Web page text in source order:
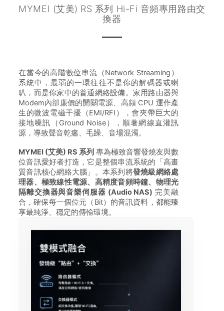
MYMEI (艾美) RS 系列 Hi-Fi 音頻專用路由交
換器
在當今的高階數位串流（Network Streaming）
系統中，最弱的一環往往不是你的解碼器或喇
叭，而是你家中的普通網絡設備。家用路由器與
Modem內部廉價的開關電源、高頻 CPU 運作產
生的微波電磁干擾（EMI/RFI），會夾帶巨大的
接地噪訊（Ground Noise），順著網線直灌訊
源，導致聲音乾癟、毛躁、音場混濁。
MYMEI (艾美) RS 系列 專為極致音響發燒友與數
位音訊愛好者打造，它是整個串流系統的「高畫
質音訊核心網絡大腦」。本系列將發燒級網絡處
理器、極致線性電源、高精度音頻時鐘、物理光
隔離交換器與音樂伺服器 (Audio NAS) 完美融
合，確保每一個位元（Bit）的音訊資料，都能臻
享最純淨、穩定的傳輸環境。